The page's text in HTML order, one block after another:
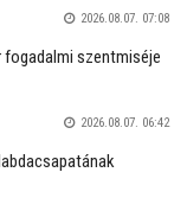
2026.08.07. 07:08
szentmiséje
2026.08.07. 06:42